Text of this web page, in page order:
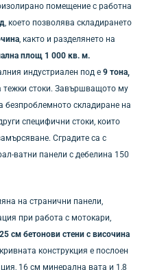
помещение с работна
, което позволява складирането
, както и разделянето на
площ 1 000 кв. м.
индустриален под е 9 тона,
тежки стоки. Завършващото му
безпроблемното складиране на
специфични стоки, които
Сградите са с
ватни панели с дебелина 150
на странични панели,
при работа с мотокари,
см бетонови стени с височина
конструкция е послоен
16 см минерална вата и 1,8